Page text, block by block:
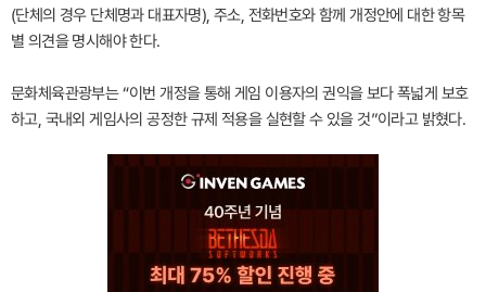
(단체의 경우 단체명과 대표자명), 주소, 전화번호와 함께 개정안에 대한 항목
별 의견을 명시해야 한다.
문화체육관광부는 “이번 개정을 통해 게임 이용자의 권익을 보다 폭넓게 보호
하고, 국내외 게임사의 공정한 규제 적용을 실현할 수 있을 것”이라고 밝혔다.